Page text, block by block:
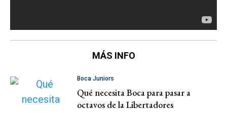
MÁS INFO
Boca Juniors
Qué necesita Boca para pasar a
octavos de la Libertadores